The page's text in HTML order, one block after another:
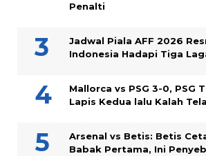
Penalti
Jadwal Piala AFF 2026
Indonesia Hadapi Tiga
Mallorca vs PSG 3-0, PSG
Lapis Kedua lalu Kalah
Arsenal vs Betis: Betis
Babak Pertama, Ini